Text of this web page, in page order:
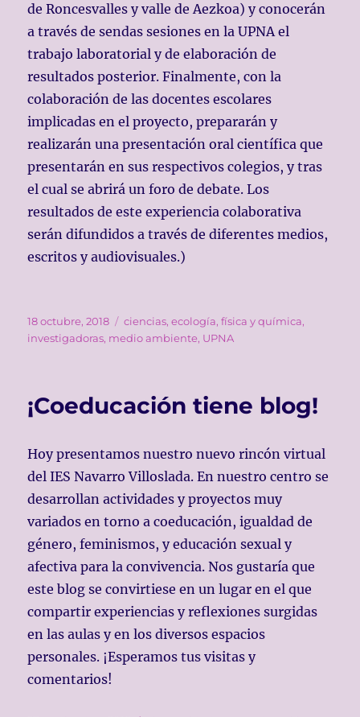
de Roncesvalles y valle de Aezkoa) y conocerán
a través de sendas sesiones en la UPNA el
trabajo laboratorial y de elaboración de
resultados posterior. Finalmente, con la
colaboración de las docentes escolares
implicadas en el proyecto, prepararán y
realizarán una presentación oral científica que
presentarán en sus respectivos colegios, y tras
el cual se abrirá un foro de debate. Los
resultados de este experiencia colaborativa
serán difundidos a través de diferentes medios,
escritos yaudiovisuales.)
Publicado
el
18 octubre, 2018 Etiquetas
ciencias,ecología,física y química,
investigadoras, medio ambiente, UPNA
¡Coeducación tiene blog!
Hoy presentamos nuestro nuevo rincón virtual
del IES Navarro Villoslada. En nuestro centro se
desarrollan actividades y proyectos muy
variados en torno a coeducación, igualdad de
género, feminismos, y educación sexual y
afectiva para la convivencia. Nos gustaría que
este blog se convirtiese en un lugar en el que
compartir experiencias y reflexiones surgidas
en las aulas y en los diversos espacios
personales. ¡Esperamos tus visitas y
comentarios!